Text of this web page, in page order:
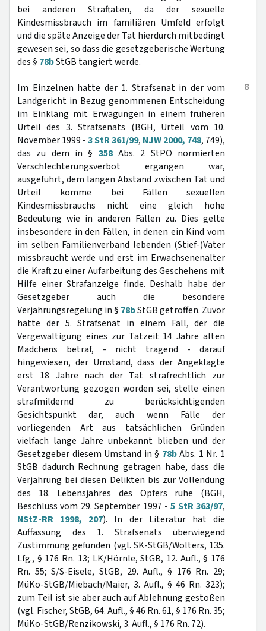
bei anderen Straftaten, da der sexuelle
Kindesmissbrauch im familiären Umfeld erfolgt
und die späte Anzeige der Tat hierdurch mitbedingt
gewesen sei, so dass die gesetzgeberische Wertung
des § 78bStGB tangiert werde.
8
Im Einzelnen hatte der 1. Strafsenat in der vom
Landgericht in Bezug genommenen Entscheidung
im Einklang mit Erwägungen in einem früheren
Urteil des 3. Strafsenats (BGH, Urteil vom 10.
November 1999 -3 StR 361/99, NJW 2000, 748, 749),
das zu dem in § 358Abs. 2 StPO normierten
Verschlechterungsverbot ergangen war,
ausgeführt, dem langen Abstand zwischen Tat und
Urteil komme bei Fällen sexuellen
Kindesmissbrauchs nicht eine gleich hohe
Bedeutung wie in anderen Fällen zu. Dies gelte
insbesondere in den Fällen, in denen ein Kind vom
im selben Familienverband lebenden (Stief-)Vater
missbraucht werde und erst im Erwachsenenalter
die Kraft zu einer Aufarbeitung des Geschehens mit
Hilfe einer Strafanzeige finde. Deshalb habe der
Gesetzgeber auch die besondere
Verjährungsregelung in § 78bStGB getroffen. Zuvor
hatte der 5. Strafsenat in einem Fall, der die
Vergewaltigung eines zur Tatzeit 14 Jahre alten
Mädchens betraf, - nicht tragend - darauf
hingewiesen, der Umstand, dass der Angeklagte
erst 18 Jahre nach der Tat strafrechtlich zur
Verantwortung gezogen worden sei, stelle einen
strafmildernd zu berücksichtigenden
Gesichtspunkt dar, auch wenn Fälle der
vorliegenden Art aus tatsächlichen Gründen
vielfach lange Jahre unbekannt blieben und der
Gesetzgeber diesem Umstand in § 78bAbs. 1 Nr. 1
StGB dadurch Rechnung getragen habe, dass die
Verjährung bei diesen Delikten bis zur Vollendung
des 18. Lebensjahres des Opfers ruhe (BGH,
Beschluss vom 29. September 1997 -5 StR 363/97,
NStZ-RR 1998, 207). In der Literatur hat die
Auffassung des 1. Strafsenats überwiegend
Zustimmung gefunden (vgl. SK-StGB/Wolters, 135.
Lfg., § 176 Rn. 13; LK/Hörnle, StGB, 12. Aufl., § 176
Rn. 55; S/S-Eisele, StGB, 29. Aufl., § 176 Rn. 29;
MüKo-StGB/Miebach/Maier, 3. Aufl., § 46 Rn. 323);
zum Teil ist sie aber auch auf Ablehnung gestoßen
(vgl. Fischer, StGB, 64. Aufl., § 46 Rn. 61, § 176 Rn. 35;
MüKo-StGB/Renzikowski, 3. Aufl., § 176 Rn. 72).